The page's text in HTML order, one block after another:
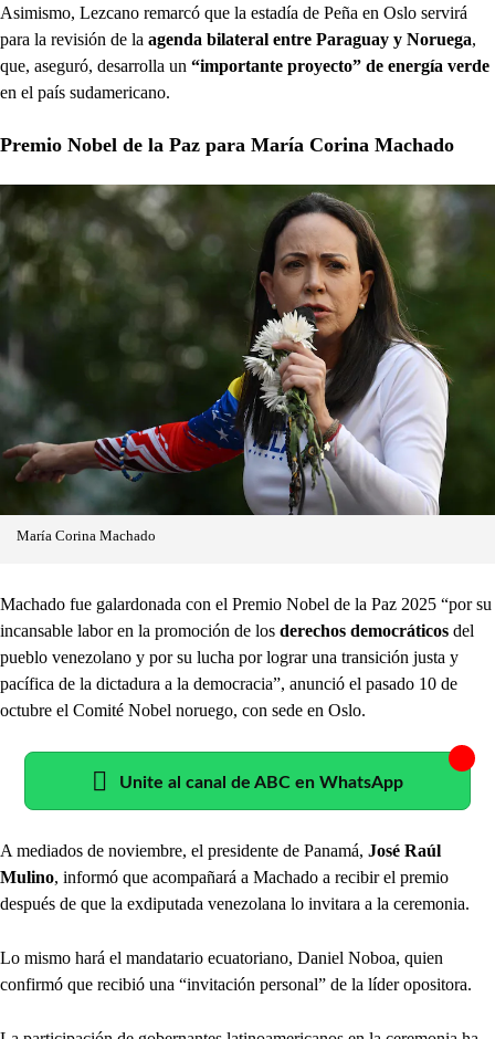
Asimismo, Lezcano remarcó que la estadía de Peña en Oslo servirá
para la revisión de la agenda bilateral entre Paraguay y Noruega,
que, aseguró, desarrolla un “importante proyecto” de energía verde
en el país sudamericano.
Premio Nobel de la Paz para María Corina Machado
María Corina Machado
Machado fue galardonada con el Premio Nobel de la Paz 2025 “por su
incansable labor en la promoción de los derechos democráticos del
pueblo venezolano y por su lucha por lograr una transición justa y
pacífica de la dictadura a la democracia”, anunció el pasado 10 de
octubre el Comité Nobel noruego, con sede en Oslo.
Unite al canal de ABC en WhatsApp
A mediados de noviembre, el presidente de Panamá, José Raúl
Mulino, informó que acompañará a Machado a recibir el premio
después de que la exdiputada venezolana lo invitara a la ceremonia.
Lo mismo hará el mandatario ecuatoriano, Daniel Noboa, quien
confirmó que recibió una “invitación personal” de la líder opositora.